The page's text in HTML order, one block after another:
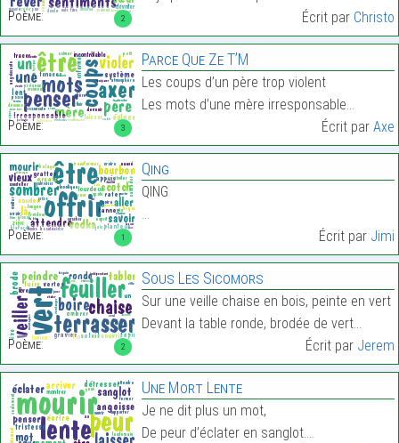
2
Poème:
Écrit par Christo
3
Poème:
Parce Que Ze T’M
Les coups d’un père trop violent
Les mots d’une mère irresponsable…
Écrit par Axe
1
Poème:
Qing
QING
…
Écrit par Jimi
2
Poème:
Sous Les Sicomors
Sur une veille chaise en bois, peinte en vert
Devant la table ronde, brodée de vert…
Écrit par Jerem
Une Mort Lente
Je ne dit plus un mot,
De peur d’éclater en sanglot.…